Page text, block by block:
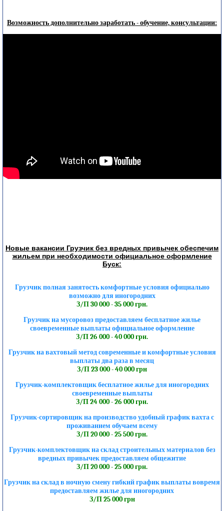
Возможность дополнительно заработать - обучение, консультации:
Новые вакансии Грузчик без вредных привычек обеспечим
жильем при необходимости официальное оформление
Буск:
Грузчик полная занятость комфортные условия официально
возможно для иногородних
З/П 30 000 - 35 000 грн.
Грузчик на мусоровоз предоставляем бесплатное жилье
своевременные выплаты официальное оформление
З/П 26 000 - 40 000 грн.
Грузчик на вахтовый метод современные и комфортные условия
выплаты два раза в месяц
З/П 23 000 - 40 000 грн
Грузчик-комплектовщик бесплатное жилье для иногородних
своевременные выплаты
З/П 24 000 - 26 000 грн.
Грузчик-сортировщик на производство удобный график вахта с
проживанием обучаем всему
З/П 20 000 - 25 500 грн.
Грузчик-комплектовщик на склад строительных материалов без
вредных привычек предоставляем общежитие
З/П 20 000 - 25 000 грн.
Грузчик на склад в ночную смену гибкий график выплаты вовремя
предоставляем жилье для иногородних
З/П 25 000 грн